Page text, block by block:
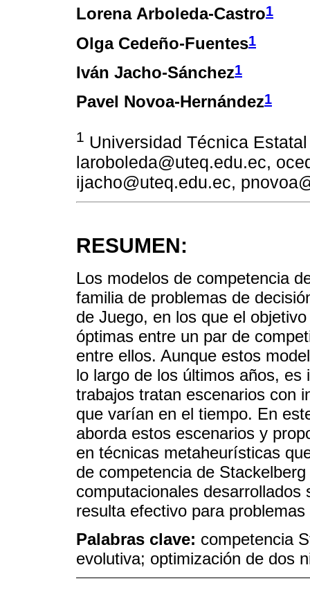
Lorena Arboleda-Castro1
Olga Cedeño-Fuentes1
Iván Jacho-Sánchez1
Pavel Novoa-Hernández1
1 Universidad Técnica
laroboleda@uteq.edu.ec,
ijacho@uteq.edu.ec,
RESUMEN:
Los modelos de competencia
familia de problemas de
de Juego, en los que el
óptimas entre un par de
entre ellos. Aunque estos
lo largo de los últimos años,
trabajos tratan escenarios con
que varían en el tiempo. En
aborda estos escenarios y
en técnicas metaheurísticas
de competencia de
computacionales
resulta efectivo para
Palabras clave: competencia
evolutiva; optimización de dos